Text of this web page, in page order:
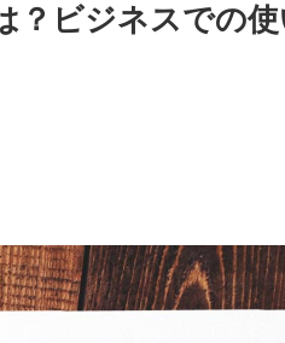
？ビジネスでの